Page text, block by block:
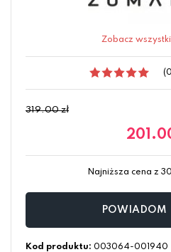
Zobacz
319.00 zł
Najniższa cena z
POWIADOM
Kod produktu: 003064-001940